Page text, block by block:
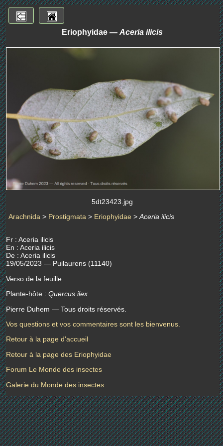
Eriophyidae —Aceria ilicis
5dt23423.jpg
Arachnida > Prostigmata > Eriophyidae > Aceria ilicis
Fr : Aceria ilicis
En : Aceria ilicis
De : Aceria ilicis
19/05/2023 — Puilaurens (11140)
Verso de la feuille.
Plante-hôte : Quercus ilex
Pierre Duhem — Tous droits réservés.
Vos questions et vos commentaires sont les bienvenus.
Retour à la page d'accueil
Retour à la page des Eriophyidae
Forum Le Monde des insectes
Galerie du Monde des insectes